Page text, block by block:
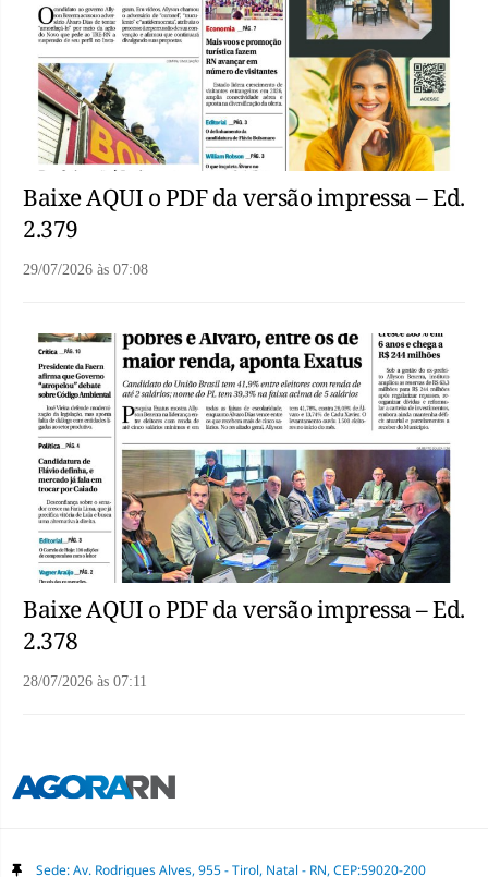
Baixe AQUI o PDF da versão impressa – Ed.
2.379
29/07/2026 às 07:08
Baixe AQUI o PDF da versão impressa – Ed.
2.378
28/07/2026 às 07:11
Sede: Av. Rodrigues Alves, 955 - Tirol, Natal - RN, CEP:59020-200